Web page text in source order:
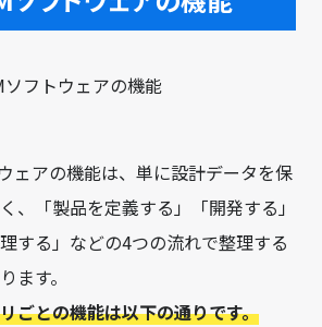
ェアの機能は、単に設計データを保
、「製品を定義する」「開発する」
する」などの4つの流れで整理する
ます。
ごとの機能は以下の通りです。